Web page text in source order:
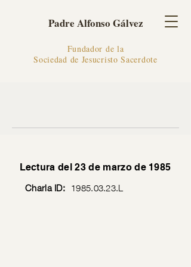
Padre Alfonso Gálvez
Fundador de la
Sociedad de Jesucristo Sacerdote
Lectura del 23 de marzo de 1985
Charla ID: 1985.03.23.L